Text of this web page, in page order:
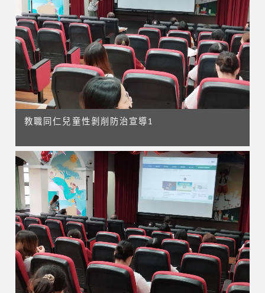
教職同仁兒童性剝削防治宣導1